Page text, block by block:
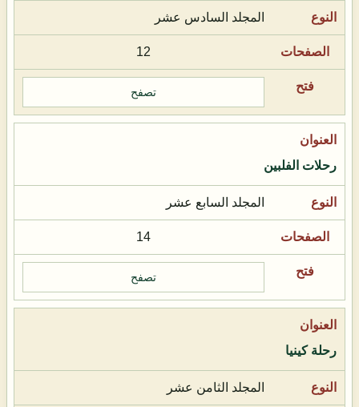
المجلد السادس عشر
12
تصفح
رحلات الفلبين
المجلد السابع عشر
14
تصفح
رحلة كينيا
المجلد الثامن عشر